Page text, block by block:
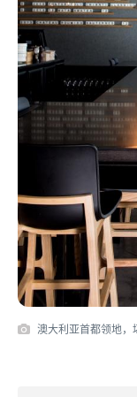
澳大利亚首都领地